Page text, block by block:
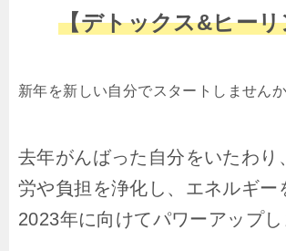
【デトックス&ヒー
新年を新しい自分でスタートしませんか
去年がんばった自分をいたわり
労や負担を浄化し、エネルギー
2023年に向けてパワーアップし